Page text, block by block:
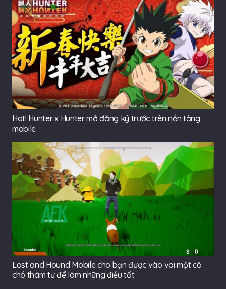
Hot! Hunter x Hunter mở đăng ký trước trên nền tảng
mobile
Lost and Hound Mobile cho bạn được vào vai một cô
chó thám tử để làm những điều tốt